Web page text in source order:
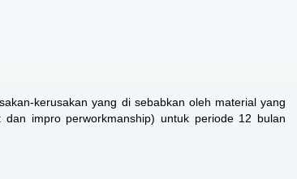
kerusakan yang di sebabkan oleh material yang
impro perworkmanship) untuk periode 12 bulan